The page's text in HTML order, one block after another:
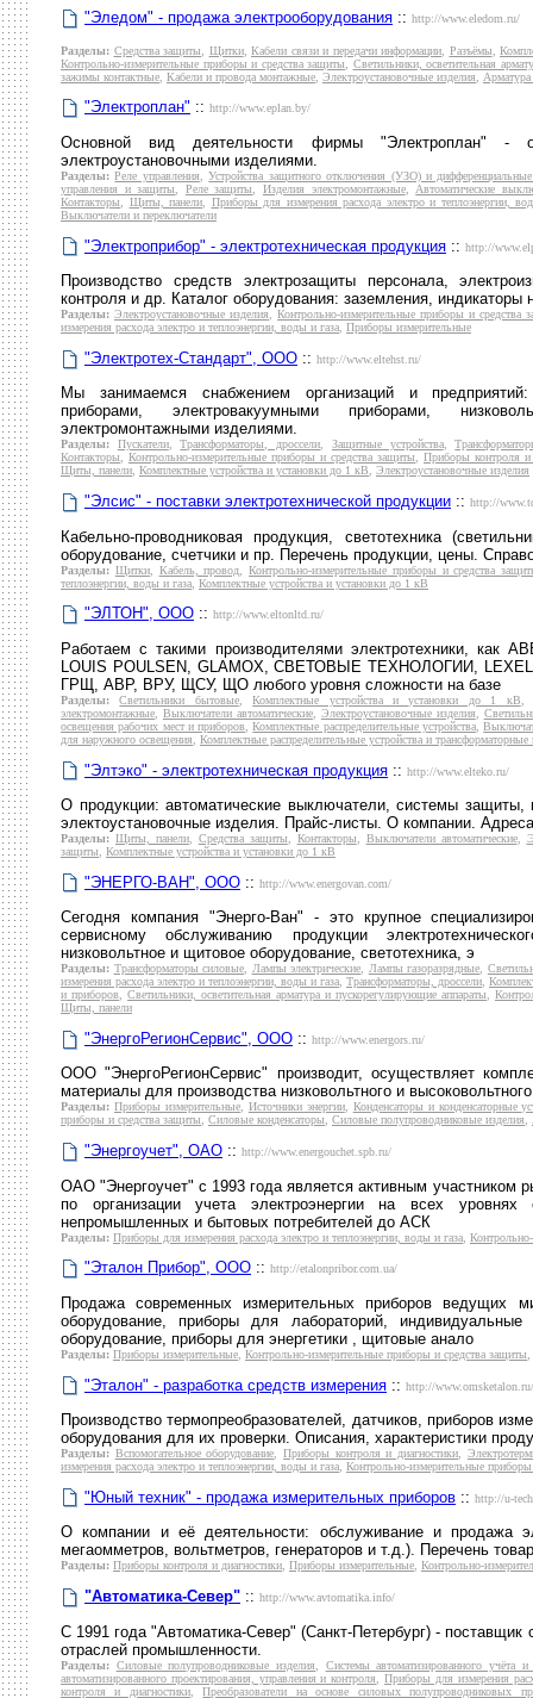
"Эледом" - продажа электрооборудования :: http://www.eledom.ru/
Разделы: Средства защиты Щитки, Кабели связи и передачи информации Разъёмы
Контрольно-измерительные приборы и средства защиты
Светильники, осветительная
зажимы контактные Кабели и провода монтажные Электроустановочные изделия Арматура
"Электроплан" :: http://www.eplan.by/
Основной вид деятельности фирмы "Электроплан" -
электроустановочными изделиями.
Разделы: Реле управления ,Устройства защитного отключения (УЗО) и
управления и защиты
Реле защиты Изделия электромонтажные, Автоматические
Контакторы
Щиты, панели
Приборы для измерения расхода электро и теплоэнергии,
Выключатели и переключатели
"Электроприбор" - электротехническая продукция :: http://
Производство средств электрозащиты персонала,
контроля и др. Каталог оборудования: заземления,
Разделы: Электроустановочные изделия
Контрольно-измерительные приборы и средства
измерения расхода электро и теплоэнергии, воды и газа Приборы измерительные
"Электротех-Стандарт", ООО :: http://www.eltehst.ru/
Мы занимаемся снабжением организаций и
приборами, электровакуумными приборами,
электромонтажными изделиями.
Разделы: Пускатели,Трансформаторы, дроссели, Защитные устройства,
Контакторы, Контрольно-измерительные приборы и средства защиты, Приборы контроля и
Щиты, панели, Комплектные устройства и установки до 1 кВ, Электроустановочные изделия
"Элсис" - поставки электротехнической продукции :: http://
Кабельно-проводниковая продукция, светотехника
оборудование, счетчики и пр. Перечень продукции, цены.
Разделы: Щитки, Кабель, провод ,Контрольно-измерительные приборы и средства
теплоэнергии, воды и газа Комплектные устройства и установки до 1 кВ
"ЭЛТОН", ООО :: http://www.eltonltd.ru/
Работаем с такими производителями электротехники, как
LOUIS POULSEN, GLAMOX, СВЕТОВЫЕ ТЕХНОЛОГИИ,
ГРЩ, АВР, ВРУ, ЩСУ, ЩО любого уровня сложности на базе
Разделы: Светильники бытовые,Комплектные устройства и установки до 1 кВ
электромонтажные
Выключатели автоматические, Электроустановочные изделия
освещения рабочих мест и приборов ,Комплектные распределительные устройства,
для наружного освещения
Комплектные распределительные устройства и трансформаторные
"Элтэко" - электротехническая продукция :: http://www.elteko.ru/
О продукции: автоматические выключатели, системы
электоустановочные изделия. Прайс-листы. О компании.
Разделы: Щиты, панели, Средства защиты Контакторы Выключатели автоматические,
защиты
Комплектные устройства и установки до 1 кВ
"ЭНЕРГО-ВАН", ООО :: http://www.energovan.com/
Сегодня компания "Энерго-Ван" - это крупное
сервисному обслуживанию продукции
низковольтное и щитовое оборудование, светотехника, э
Разделы: Трансформаторы силовые Лампы электрические Лампы газоразрядные
измерения расхода электро и теплоэнергии, воды и газа Трансформаторы, дроссели
и приборов
Светильники, осветительная арматура и пускорегулирующие аппараты
Щиты, панели
"ЭнергоРегионСервис", ООО :: http://www.energors.ru/
ООО "ЭнергоРегионСервис" производит, осуществляет
материалы для производства низковольтного и
Разделы: Приборы измерительные, Источники энергии, Конденсаторы и конденсаторные
приборы и средства защиты, Силовые конденсаторы, Силовые полупроводниковые изделия,
"Энергоучет", ОАО :: http://www.energouchet.spb.ru/
ОАО "Энергоучет" с 1993 года является активным участником
по организации учета электроэнергии на всех
непромышленных и бытовых потребителей до АСК
Разделы: Приборы для измерения расхода электро и теплоэнергии, воды и газа
"Эталон Прибор", ООО :: http://etalonpribor.com.ua/
Продажа современных измерительных приборов ведущих
оборудование, приборы для лабораторий,
оборудование, приборы для энергетики , щитовые анало
Разделы: Приборы измерительные Контрольно-измерительные приборы и средства защиты
"Эталон" - разработка средств измерения :: http://www.omsketalon.ru/
Производство термопреобразователей, датчиков, приборов
оборудования для их проверки. Описания, характеристики
Разделы: Вспомогательное оборудование ,Приборы контроля и диагностики
измерения расхода электро и теплоэнергии, воды и газа Контрольно-измерительные
"Юный техник" - продажа измерительных приборов :: http://u-
О компании и её деятельности: обслуживание и продажа
мегаомметров, вольтметров, генераторов и т.д.). Перечень
Разделы: Приборы контроля и диагностики, Приборы измерительные, Контрольно-
"Автоматика-Север" :: http://www.avtomatika.info/
С 1991 года "Автоматика-Север" (Санкт-Петербург) -
отраслей промышленности.
Разделы: Силовые полупроводниковые изделия
Системы автоматизированного учёта и
автоматизированного проектирования, управления и контроля
,Приборы для измерения
контроля и диагностики,Преобразователи на основе силовых полупроводниковых